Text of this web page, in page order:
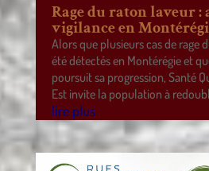
Rage du raton laveur :
vigilance en
Alors que plusieurs cas de rage
été détectés en Montérégie et
poursuit sa progression, Santé
Est invite la population à
lire plus